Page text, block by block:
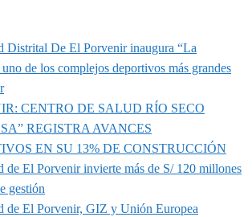
Distrital De El Porvenir inaugura “La
de los complejos deportivos más grandes
CENTRO DE SALUD RÍO SECO
REGISTRA AVANCES
EN SU 13% DE CONSTRUCCIÓN
de El Porvenir invierte más de S/ 120 millones
gestión
de El Porvenir, GIZ y Unión Europea